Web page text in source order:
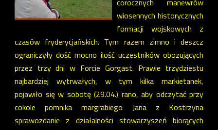
corocznych manewrów
wiosennych historycznych
formacji wojskowych z
czasów fryderycjańskich. Tym razem zimno i deszcz
ograniczyły dość mocno ilość uczestników obozujących
przez trzy dni w Forcie Gorgast. Prawie trzydziestu
najbardziej wytrwałych, w tym kilka markietanek,
pojawiło się w sobotę (29.04.) rano, aby odczytać przy
cokole pomnika margrabiego Jana z Kostrzyna
sprawozdanie z działalności stowarzyszeń biorących